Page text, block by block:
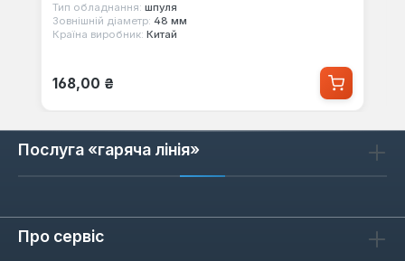
Тип обладнання: шпуля
Зовнішній діаметр: 48 мм
Країна виробник: Китай
Звичайна ціна:
168,00 ₴
Послуга «гаряча лінія»
Про сервіс